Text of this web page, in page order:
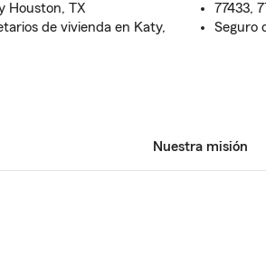
Houston, TX
de vivienda en Katy,
77433,
Seguro
Nuestra misión